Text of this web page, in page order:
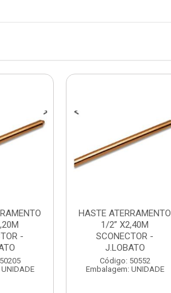
-
HASTE ATERRAMENTO
1/2” X2,40M
SCONECTOR -
J.LOBATO
Código: 50552
Embalagem: UNIDADE